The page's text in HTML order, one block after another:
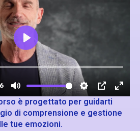
è progettato per guidarti
di comprensione e gestione
tue emozioni.